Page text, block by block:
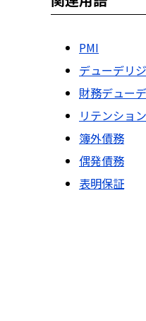
PMI
デューデリ
財務デュー
リテンション
簿外債務
偶発債務
表明保証